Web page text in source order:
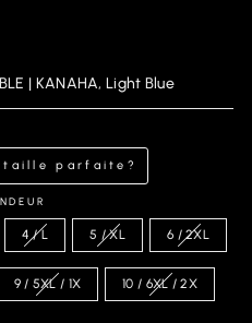
| KANAHA, Light Blue
taille parfaite?
4 / L 5 / XL 6 / 2XL
9 / 5XL / 1X 10 / 6XL / 2X